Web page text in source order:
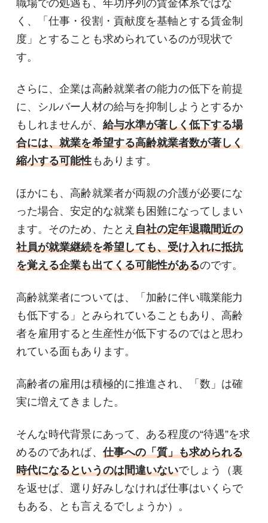
職場での処遇も、年功序列の賃金体系ではな
く、「仕事・役割・貢献度を基軸とする賃金制
度」とすることも求められているのが現状で
す。
さらに、企業は高齢就業者の能力の低下を前提
に、シルバー人材の給与を抑制しようとするか
もしれませんが、 給与水準が著しく低下する場
合には、就業を希望する高齢就業者数が著しく
縮小する可能性もあります。
ほかにも、高齢就業者が両親の介護が必要にな
った場合、安定的な就業も困難になってしまい
ます。そのため、たとえ 自社の定年退職間近の
社員が就業継続を希望しても、受け入れに抵抗
を覚える企業も出てくる可能性があるのです。
高齢就業者については、「加齢に伴い職業能力
も低下する」とみられていることもあり、高齢
者を雇用すると生産性が低下するのではと思わ
れている面もあります。
高齢者の雇用は積極的に推進され、「数」は確
実に増えてきました。
そんな時代背景にあって、ある程度の“待遇”を求
めるのであれば、 仕事への「質」も求められる
時代になるというのは間違いないでしょう（裏
を返せば、選り好みしなければ仕事はいくらで
もある、とも言えるでしょうか）。